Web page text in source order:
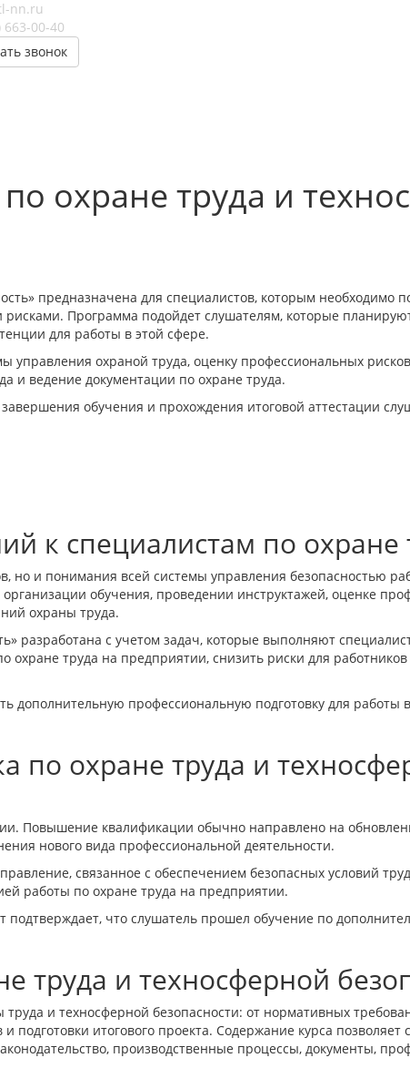
nn.ru
663-00-40
звонок
охране труда и
предназначена для специалистов, которым необходимо
Программа подойдет слушателям, которые
для работы в этой сфере.
охраной труда, оценку профессиональных
и ведение документации по охране труда.
обучения и прохождения итоговой аттестации
к специалистам по охране
но и понимания всей системы управления безопасностью
обучения, проведении инструктажей, оценке
охраны труда.
разработана с учетом задач, которые выполняют
охране труда на предприятии, снизить риски для
профессиональную подготовку для работы
по охране труда и
Повышение квалификации обычно направлено на
нового вида профессиональной деятельности.
связанное с обеспечением безопасных условий
работы по охране труда на предприятии.
что слушатель прошел обучение по
и техносферной
и техносферной безопасности: от нормативных
итогового проекта. Содержание курса позволяет
производственные процессы, документы,